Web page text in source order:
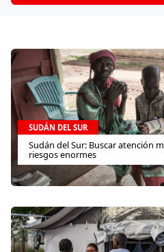
SUDÁN DEL SUR
Sudán del Sur: Buscar atención
riesgos enormes